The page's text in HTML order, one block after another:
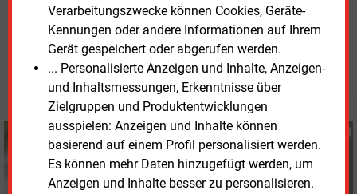
Verarbeitungszwecke können Cookies, Geräte-
Kennungen oder andere Informationen auf Ihrem
Gerät gespeichert oder abgerufen werden.
... Personalisierte Anzeigen und Inhalte, Anzeigen-
und Inhaltsmessungen, Erkenntnisse über
Zielgruppen und Produktentwicklungen
ausspielen: Anzeigen und Inhalte können
basierend auf einem Profil personalisiert werden.
Es können mehr Daten hinzugefügt werden, um
Anzeigen und Inhalte besser zu personalisieren.
Mittwoch, 7.05.2025, 13:19 Uhr
Susanne Harmsen
© 2026 Energie & Management GmbH
Susanne Harmsen
+49 (0) 151 28207503
s.harmsen@energie-
und-management.de